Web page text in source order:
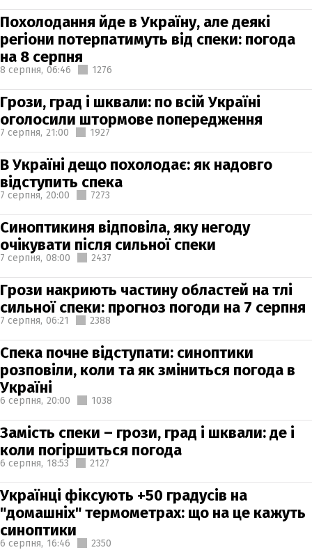
Похолодання йде в Україну, але деякі
регіони потерпатимуть від спеки: погода
на 8 серпня
8 серпня, 06:46 1276
Грози, град і шквали: по всій Україні
оголосили штормове попередження
7 серпня, 21:00 1927
В Україні дещо похолодає: як надовго
відступить спека
7 серпня, 20:00 7273
Синоптикиня відповіла, яку негоду
очікувати після сильної спеки
7 серпня, 08:00 2437
Грози накриють частину областей на тлі
сильної спеки: прогноз погоди на 7 серпня
7 серпня, 06:21 2388
Спека почне відступати: синоптики
розповіли, коли та як зміниться погода в
Україні
6 серпня, 20:00 1038
Замість спеки – грози, град і шквали: де і
коли погіршиться погода
6 серпня, 18:53 2127
Українці фіксують +50 градусів на
"домашніх" термометрах: що на це кажуть
синоптики
6 серпня, 16:46 2350